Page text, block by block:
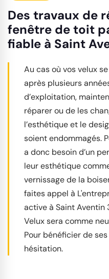
Des travaux de
fenêtre de toit
fiable à Saint
Au cas où vos velux
après plusieurs
d’exploitation,
réparer ou de les
l’esthétique et le
soient endommagés.
a donc besoin d’un
leur esthétique
vernissage de la
faites appel à
active à Saint Aventin
Velux sera comme
Pour bénéficier de
hésitation.